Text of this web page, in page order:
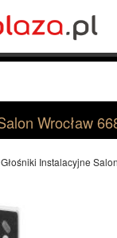
Wrocław
Instalacyjne